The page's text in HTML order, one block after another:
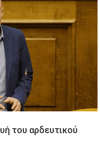
του αρδευτικού